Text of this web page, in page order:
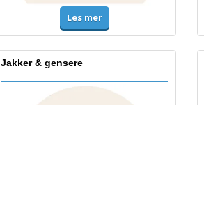
Les mer
Jakker & gensere